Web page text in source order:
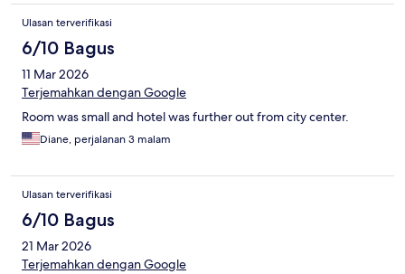
Ulasan terverifikasi
6/10 Bagus
11 Mar 2026
Terjemahkan dengan Google
Room was small and hotel was further out from city center.
Diane, perjalanan 3 malam
Ulasan terverifikasi
6/10 Bagus
21 Mar 2026
Terjemahkan dengan Google